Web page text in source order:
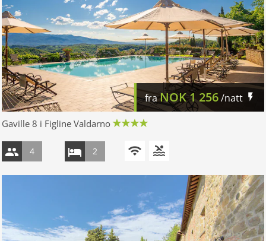
fraNOK1 256/natt
Gaville 8 i Figline Valdarno
4 2